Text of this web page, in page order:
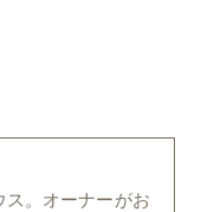
ス。オーナーがお